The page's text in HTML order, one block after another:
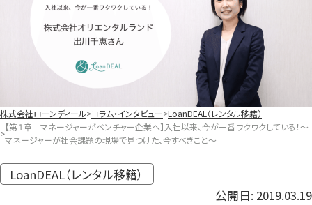
株式会社ローンディール コラム・インタビュー LoanDEAL（レンタル移籍）
【第１章 マネージャーがベンチャー企業へ】入社以来、今が一番ワクワクしている！〜
マネージャーが社会課題の現場で見つけた、今すべきこと〜
LoanDEAL（レンタル移籍）
公開日: 2019.03.19